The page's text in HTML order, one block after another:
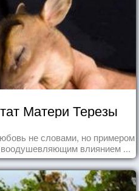
Матери Терезы
не словами, но примером
влиянием ...